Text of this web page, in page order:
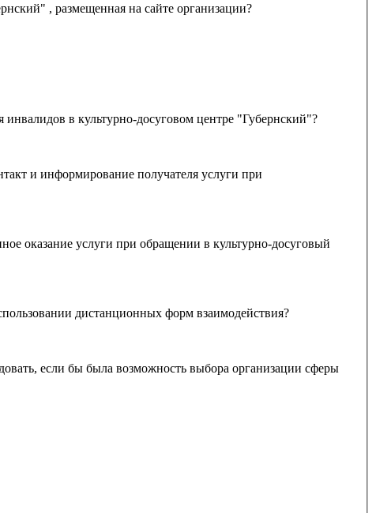
Удовлетворяет ли Вас открытость, полнота и доступность информации о деятельности культурно-досугового центра "Губернский" , размещенная на сайте организации?
в культурно-досуговом центре "Губернский"?
оказание услуги при обращении в культурно-досуговый
при использовании дистанционных форм взаимодействия?